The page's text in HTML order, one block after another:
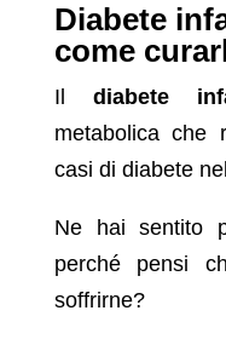
Diabete
come
Il diabete
metabolica che
casi di diabete
Ne hai sentito
perché pensi
soffrirne?